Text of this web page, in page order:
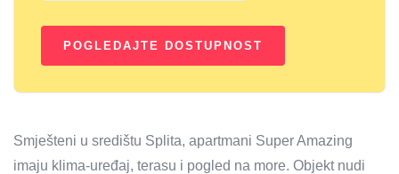
Smješteni u središtu Splita, apartmani Super Amazing
imaju klima-uređaj, terasu i pogled na more. Objekt nudi